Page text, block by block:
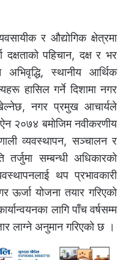
र औद्योगिक क्षेत्रमा
पहिचान, दक्ष र भर
अभिवृद्धि, स्थानीय आर्थिक
हासिल गर्ने दिशामा नगर
खेल्नेछ, नगर प्रमुख आचार्यले
२०७४ बमोजिम नवीकरणीय
व्यवस्थापन, सञ्चालन र
सम्बन्धी अधिकारको
थप प्रभावकारी
ऊर्जा योजना तयार गरिएको
लागि पाँच वर्षसम्म
लाग्ने अनुमान गरिएको छ ।